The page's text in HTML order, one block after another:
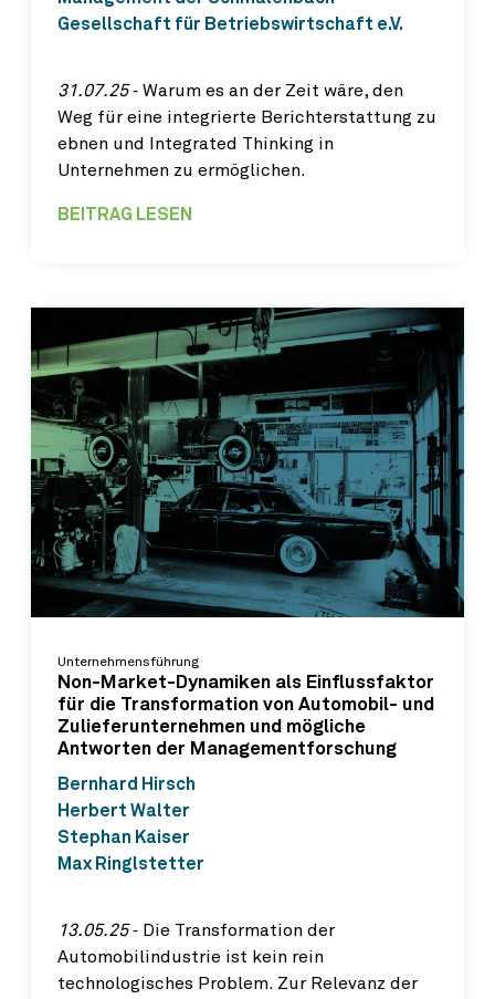
Gesellschaft für Betriebswirtschaft e.V.
31.07.25‐ Warum es an der Zeit wäre, den
Weg für eine integrierte Berichterstattung zu
ebnen und Integrated Thinking in
Unternehmen zu ermöglichen.
BEITRAG LESEN
Unternehmensführung
Non-Market-Dynamiken als Einflussfaktor
für die Transformation von Automobil- und
Zulieferunternehmen und mögliche
Antworten der Managementforschung
Bernhard Hirsch
Herbert Walter
Stephan Kaiser
Max Ringlstetter
13.05.25‐ Die Transformation der
Automobilindustrie ist kein rein
technologisches Problem. Zur Relevanz der